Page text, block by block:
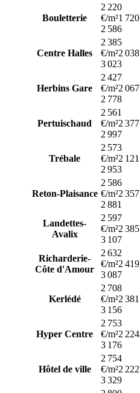
Bouletterie
2 220
€/m²1 720
2 586
Centre Halles
2 385
€/m²2 038
3 023
Herbins Gare
2 427
€/m²2 067
2 778
Pertuischaud
2 561
€/m²2 377
2 997
Trébale
2 573
€/m²2 121
2 953
Reton-Plaisance
2 586
€/m²2 357
2 881
Landettes-
Avalix
2 597
€/m²2 385
3 107
Richarderie-
Côte d'Amour
2 632
€/m²2 419
3 087
Kerlédé
2 708
€/m²2 381
3 156
Hyper Centre
2 753
€/m²2 224
3 176
Hôtel de ville
2 754
€/m²2 222
3 329